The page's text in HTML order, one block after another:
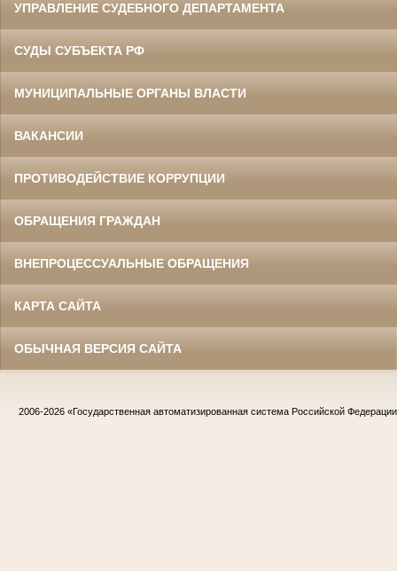
УПРАВЛЕНИЕ СУДЕБНОГО ДЕПАРТАМЕНТА
СУДЫ СУБЪЕКТА РФ
МУНИЦИПАЛЬНЫЕ ОРГАНЫ ВЛАСТИ
ВАКАНСИИ
ПРОТИВОДЕЙСТВИЕ КОРРУПЦИИ
ОБРАЩЕНИЯ ГРАЖДАН
ВНЕПРОЦЕССУАЛЬНЫЕ ОБРАЩЕНИЯ
КАРТА САЙТА
ОБЫЧНАЯ ВЕРСИЯ САЙТА
2006-2026 «Государственная автоматизированная система Российской